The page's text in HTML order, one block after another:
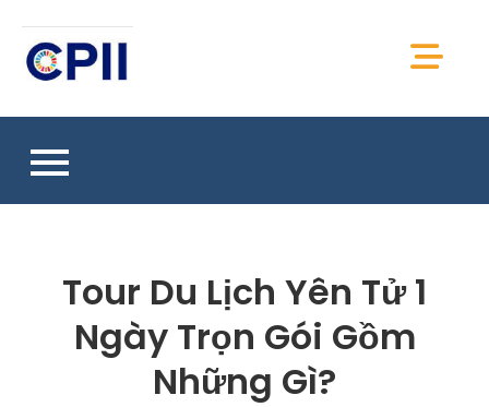
content
Chia sẻ thông tin, kiến thức, tài liệu CPII Việt
Tour Du Lịch Yên Tử 1
Ngày Trọn Gói Gồm
Những Gì?